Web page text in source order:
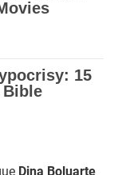
Dina Boluarte